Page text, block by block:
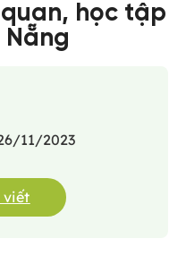
quan, học tập
11/2023
viết